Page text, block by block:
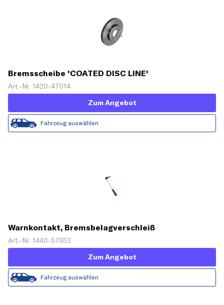
Bremsscheibe 'COATED DISC LINE'
Art.-Nr. 1420-47014
Zum Angebot
Fahrzeug auswählen
Warnkontakt, Bremsbelagverschleiß
Art.-Nr. 1440-57552
Zum Angebot
Fahrzeug auswählen